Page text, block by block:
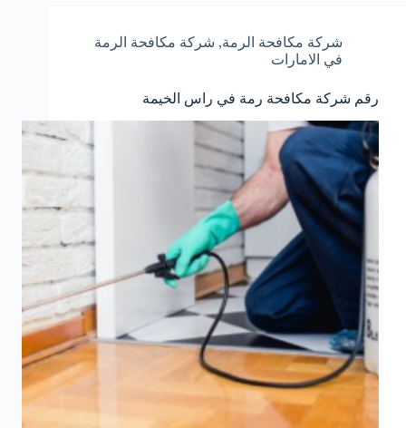
شركة مكافحة الرمة, شركة مكافحة الرمة
في الامارات
رقم شركة مكافحة رمة في راس الخيمة